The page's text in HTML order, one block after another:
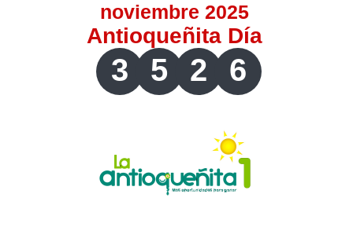
noviembre 2025
Antioqueñita Día
3 5 2 6